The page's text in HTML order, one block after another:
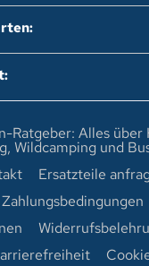
Ratgeber: Alles
Wildcamping und
Ersatzteile